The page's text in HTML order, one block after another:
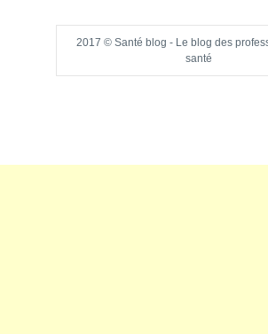
2017 © Santé blog - Le blog des
santé